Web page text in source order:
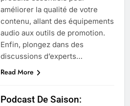
améliorer la qualité de votre
contenu, allant des équipements
audio aux outils de promotion.
Enfin, plongez dans des
discussions d’experts…
Read More
Podcast De Saison: